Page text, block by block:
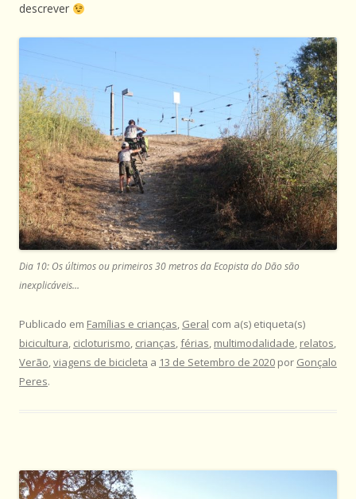
descrever
Dia 10: Os últimos ou primeiros 30 metros da Ecopista do Dão são
inexplicáveis…
Publicado em Famílias e crianças, Geral com a(s) etiqueta(s)
bicicultura, cicloturismo, crianças,férias, multimodalidade, relatos,
Verão,viagens de bicicleta a 13 de Setembro de 2020 por Gonçalo
Peres.